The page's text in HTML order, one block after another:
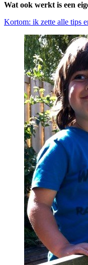
Wat ook werkt is een
Kortom: ik zette alle tips